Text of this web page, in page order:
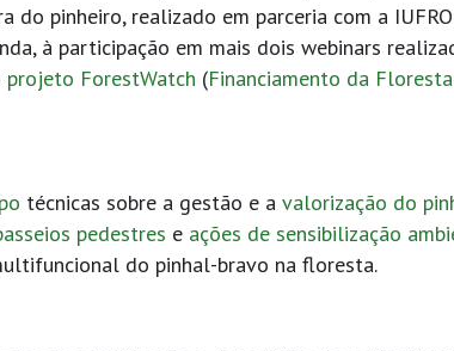
do pinheiro, realizado em parceria com a
à participação em mais dois webinars
projeto ForestWatch (Financiamento da
técnicas sobre a gestão e a valorização do
pedestres e ações de sensibilização
do pinhal-bravo na floresta.